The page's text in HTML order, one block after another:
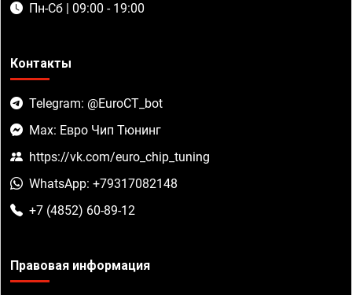
Пн-Сб | 09:00 - 19:00
Контакты
Telegram: @EuroCT_bot
Max: Евро Чип Тюнинг
https://vk.com/euro_chip_tuning
WhatsApp: +79317082148
+7 (4852) 60-89-12
Правовая информация